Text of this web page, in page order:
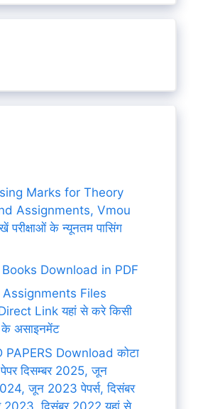
Marks for Theory
Assignments, Vmou
परीक्षाओं के न्यूनतम पासिंग
Download in PDF
Files
Link यहां से करे किसी
के असाइनमेंट
PAPERS Download कोटा
दिसम्बर 2025, जून
जून 2023 पेपर्स, दिसंबर
2023, दिसंबर 2022 यहां से